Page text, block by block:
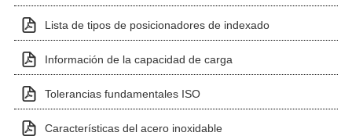
Lista de tipos de posicionadores de indexado
Información de la capacidad de carga
Tolerancias fundamentales ISO
Características del acero inoxidable